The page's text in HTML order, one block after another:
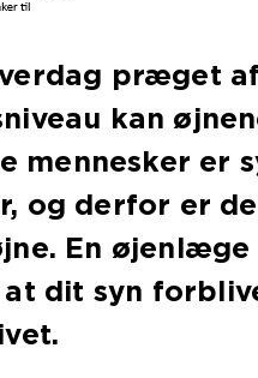
præget
kan
mennesker er
og derfor er
En
dit syn